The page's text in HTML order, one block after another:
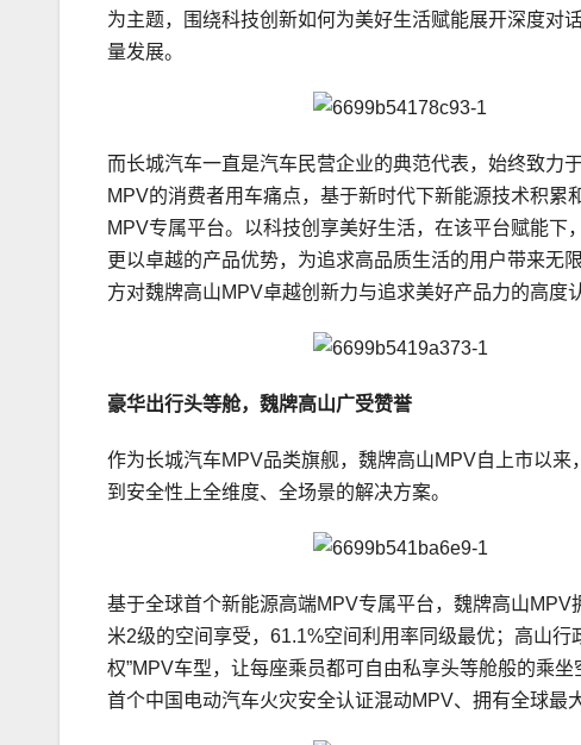
为主题，围绕科技创新如何为美好生活赋能展开深度对
量发展。
而长城汽车一直是汽车民营企业的典范代表，始终致力
MPV的消费者用车痛点，基于新时代下新能源技术积
MPV专属平台。以科技创享美好生活，在该平台赋能下
更以卓越的产品优势，为追求高品质生活的用户带来无
方对魏牌高山MPV卓越创新力与追求美好产品力的高度
豪华出行头等舱，魏牌高山广受赞誉
作为长城汽车MPV品类旗舰，魏牌高山MPV自上市以
到安全性上全维度、全场景的解决方案。
基于全球首个新能源高端MPV专属平台，魏牌高山
米2级的空间享受，61.1%空间利用率同级最优；高山
权”MPV车型，让每座乘员都可自由私享头等舱般的乘
首个中国电动汽车火灾安全认证混动MPV、拥有全球